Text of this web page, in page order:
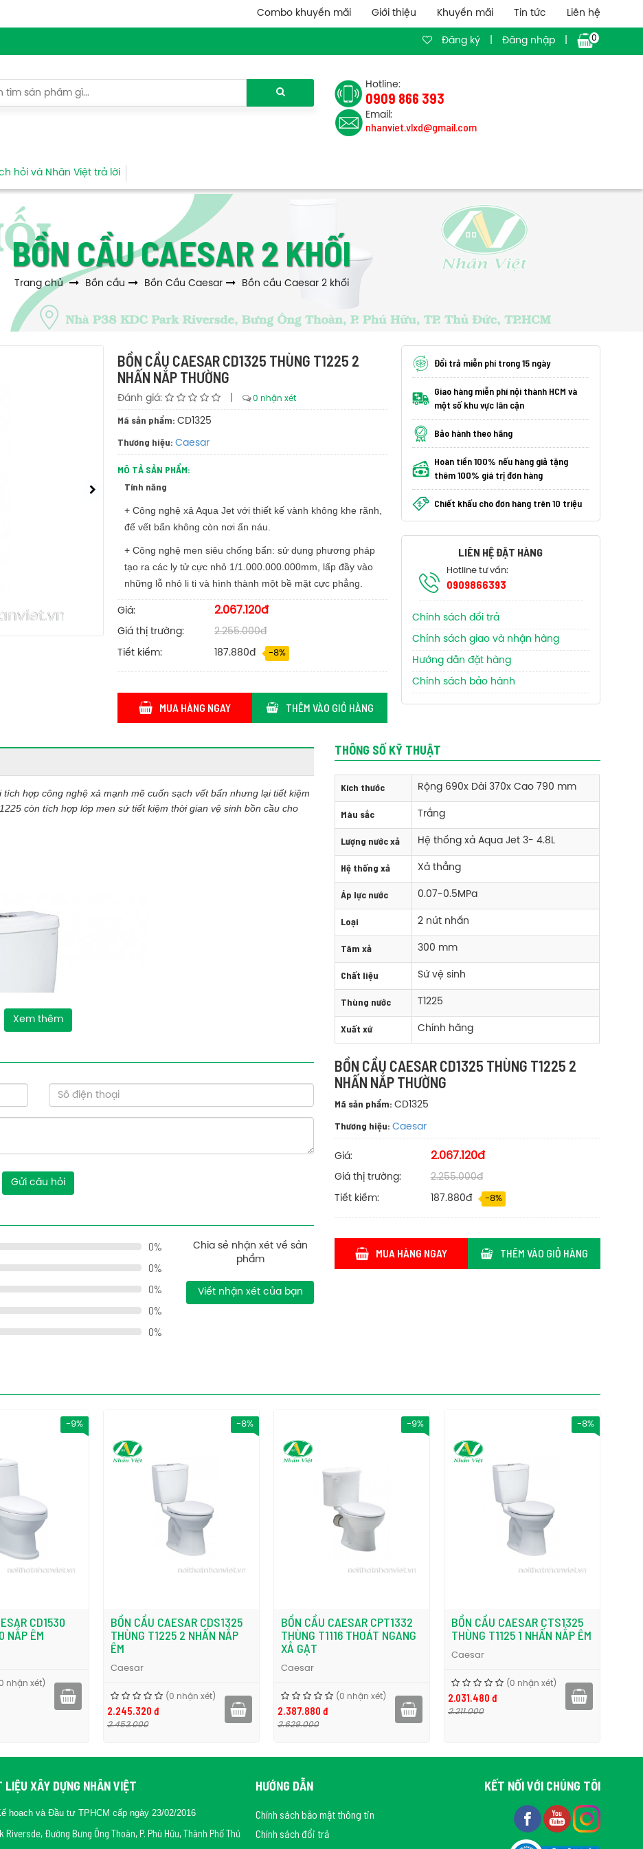
Combo khuyến mãi Giới thiệu Khuyến mãi Tin tức Liên hệ
Đăng ký Đăng nhập 0
Hotline:
0909 866 393
Email:
nhanviet.vlxd@gmail.com
hỏi và Nhân Việt trả lời
BỒN CẦU CAESAR 2 KHỐI
Trang chủ Bồn cầu Bồn Cầu Caesar Bồn cầu Caesar 2 khối
BỒN CẦU CAESAR CD1325 THÙNG T1225 2
NHẤN NẮP THƯỜNG
Đánh giá: 0 nhận xét
Mã sản phẩm: CD1325
Thương hiệu: Caesar
MÔ TẢ SẢN PHẨM:
Tính năng
+ Công nghệ xả Aqua Jet với thiết kế vành không khe rãnh,
để vết bẩn không còn nơi ẩn náu.
+ Công nghệ men siêu chống bẩn: sử dụng phương pháp
tạo ra các ly tử cực nhỏ 1/1.000.000.000mm, lấp đầy vào
những lỗ nhỏ li ti và hình thành một bề mặt cực phẳng.
Giá: 2.067.120đ
Giá thị trường: 2.255.000đ
Tiết kiếm: 187.880đ -8%
MUA HÀNG NGAY THÊM VÀO GIỎ HÀNG
Đổi trả miễn phí trong 15 ngày
Giao hàng miễn phí nội thành HCM và
một số khu vực lân cận
Bảo hành theo hãng
Hoàn tiền 100% nếu hàng giả tặng
thêm 100% giá trị đơn hàng
Chiết khấu cho đơn hàng trên 10 triệu
LIÊN HỆ ĐẶT HÀNG
Hotline tư vấn:
0909866393
Chính sách đổi trả
Chính sách giao và nhận hàng
Hướng dẫn đặt hàng
Chính sách bảo hành
tích hợp công nghệ xả mạnh mẽ cuốn sạch vết bẩn nhưng lại tiết kiệm
còn tích hợp lớp men sứ tiết kiệm thời gian vệ sinh bồn cầu cho
rãnh, bàn cầu trông sạch sẽ, đẹp mắt hơn, xả sạch hơn, dễ vệ sinh
Xem thêm
Gửi câu hỏi
0%
0%
0%
0%
0%
Chia sẻ nhận xét về sản
phẩm
Viết nhận xét của bạn
THÔNG SỐ KỸ THUẬT
Kích thước Rộng 690x Dài 370x Cao 790 mm
Màu sắc Trắng
Lượng nước xả Hệ thống xả Aqua Jet 3- 4.8L
Hệ thống xả Xả thẳng
Áp lực nước 0.07-0.5MPa
Loại 2 nút nhấn
Tâm xả 300 mm
Chất liệu Sứ vệ sinh
Thùng nước T1225
Xuất xứ Chính hãng
BỒN CẦU CAESAR CD1325 THÙNG T1225 2
NHẤN NẮP THƯỜNG
Mã sản phẩm:CD1325
Thương hiệu:Caesar
Giá: 2.067.120đ
Giá thị trường: 2.255.000đ
Tiết kiếm: 187.880đ -8%
MUA HÀNG NGAY THÊM VÀO GIỎ HÀNG
-8%
CDS1325
2 NHẤN NẮP
-9%
BỒN CẦU CAESAR CPT1332
THÙNG T1116 THOÁT NGANG
XẢ GẠT
Caesar
(0 nhận xét)
2.387.880 đ
2.629.000
-8%
BỒN CẦU CAESAR CTS1325
THÙNG T1125 1 NHẤN NẮP ÊM
Caesar
2.031.480 đ
2.211.000
-9%
BỒN CẦU TRẺ EM CAESAR
CT1026 THÙNG T1127 HAI
KHỐI
1.520.640 đ
XÂY DỰNG NHÂN VIỆT
hoạch và Đầu tư TPHCM cấp ngày 23/02/2016
Riversde, Đường Bưng Ông Thoàn, P. Phú Hữu, Thành Phố Thủ
HƯỚNG DẪN
Chính sách bảo mật thông tin
Chính sách đổi trả
KẾT NỐI VỚI CHÚNG TÔI